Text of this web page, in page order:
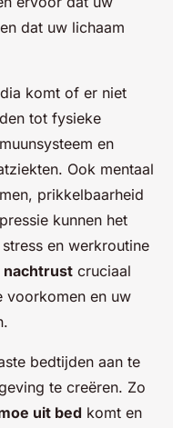
dat uw lichaam
komt of er niet
tot fysieke
en
Ook mentaal
prikkelbaarheid
kunnen het
en werkroutine
nachtrust cruciaal
voorkomen en uw
bedtijden aan te
te creëren. Zo
uit bed komt en